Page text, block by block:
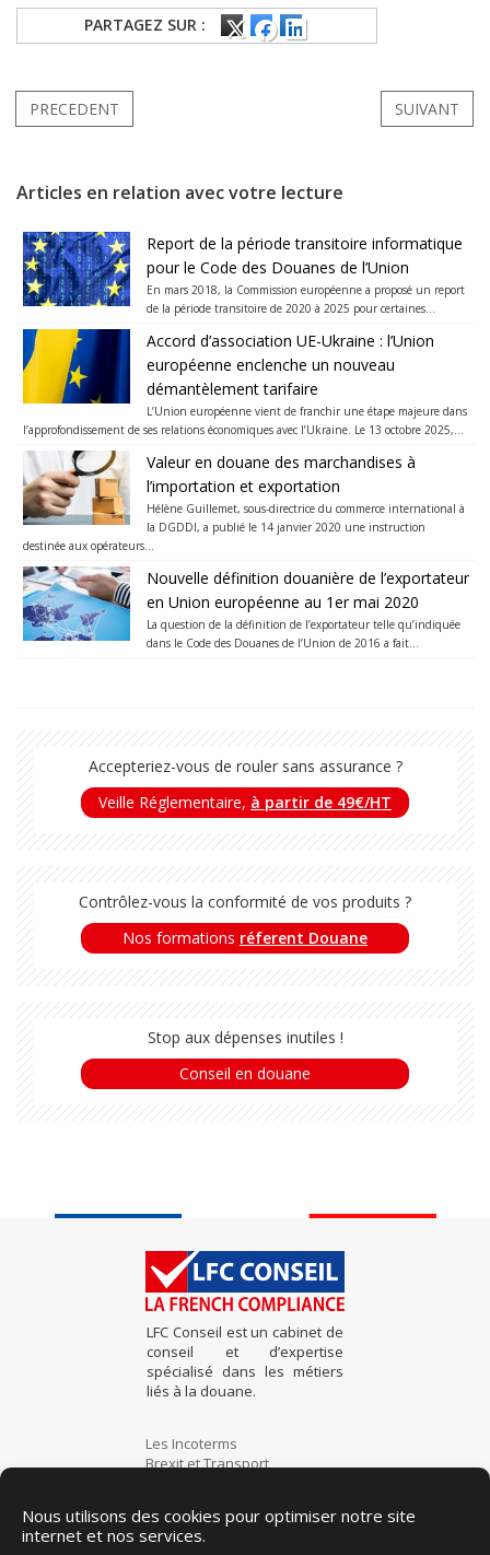
Nous utilisons des cookies pour optimiser notre site
internet et nos services.
PARTAGEZ SUR :
PRECEDENT SUIVANT
Articles en relation avec votre lecture
Report de la période transitoire informatique
pour le Code des Douanes de l’Union
En mars 2018, la Commission européenne a proposé un report
de la période transitoire de 2020 à 2025 pour certaines...
Accord d’association UE-Ukraine : l’Union
européenne enclenche un nouveau
démantèlement tarifaire
L’Union européenne vient de franchir une étape majeure dans
l’approfondissement de ses relations économiques avec l’Ukraine. Le 13 octobre 2025,...
Valeur en douane des marchandises à
l’importation et exportation
Hélène Guillemet, sous-directrice du commerce international à
la DGDDI, a publié le 14 janvier 2020 une instruction
destinée aux opérateurs...
Nouvelle définition douanière de l’exportateur
en Union européenne au 1er mai 2020
La question de la définition de l’exportateur telle qu’indiquée
dans le Code des Douanes de l’Union de 2016 a fait...
Accepteriez-vous de rouler sans assurance ?
Veille Réglementaire, à partir de 49€/HT
Contrôlez-vous la conformité de vos produits ?
Nos formations réferent Douane
Stop aux dépenses inutiles !
Conseil en douane
LFC Conseil est un cabinet de
conseil et d’expertise
spécialisé dans les métiers
liés à la douane.
Les Incoterms
Brexit et Transport
Export et Import
Certification OEA